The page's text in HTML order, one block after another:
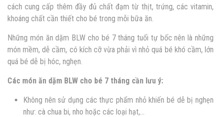
cách cung cấp thêm đầy đủ chất đạm từ thịt, trứng, các vitamin,
khoáng chất cần thiết cho bé trong mỗi bữa ăn.
Những món ăn dặm BLW cho bé 7 tháng tuổi tự bốc nên là những
món mềm, dễ cầm, có kích cỡ vừa phải vì nhỏ quá bé khó cầm, lớn
quá bé dễ bị hóc, nghẹn.
Các món ăn dặm BLW cho bé 7 tháng cần lưu ý:
Không nên sử dụng các thực phẩm nhỏ khiến bé dễ bị nghẹn
như: cà chua bi, nho hoặc các loại hạt,…